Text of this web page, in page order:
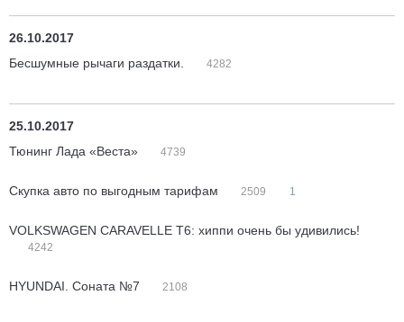
26.10.2017
Бесшумные рычаги раздатки.
4282
25.10.2017
Тюнинг Лада «Веста»
4739
Скупка авто по выгодным тарифам 2509 1
VOLKSWAGEN CARAVELLE Т6: хиппи очень бы удивились!
4242
HYUNDAI. Соната №7 2108